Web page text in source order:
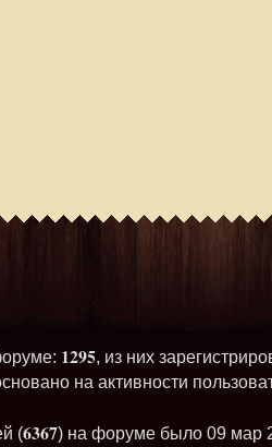
1295, из них
на активности
(6367) на форуме было 09 мар